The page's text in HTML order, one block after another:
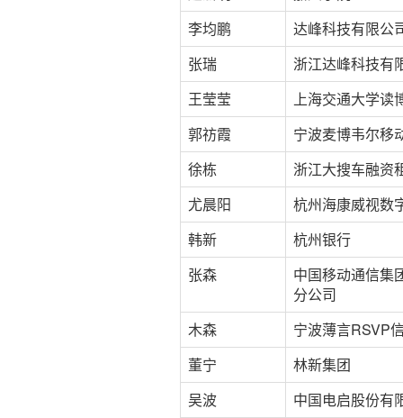
李均鹏
达峰科技有限公
张瑞
浙江达峰科技有
王莹莹
上海交通大学读
郭祊霞
宁波麦博韦尔移
徐栋
浙江大搜车融资
尤晨阳
杭州海康威视数
韩新
杭州银行
张森
中国移动通信集
分公司
木森
宁波薄言RSVP
董宁
林新集团
吴波
中国电启股份有